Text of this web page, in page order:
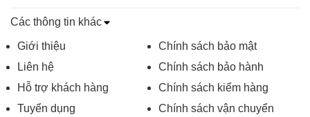
Các thông tin khác
Giới thiệu
Liên hệ
Hỗ trợ khách hàng
Tuyển dụng
Chính sách bảo mật
Chính sách bảo hành
Chính sách kiểm hàng
Chính sách vận chuyển